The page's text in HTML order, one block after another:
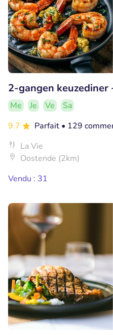
2-gangen keuzediner
Me Je Ve
Sa
9.7
Parfait • 129
La Vie
Oostende (2km)
Vendu : 31